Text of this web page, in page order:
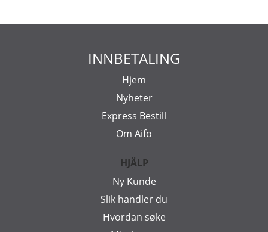
INNBETALING
Hjem
Nyheter
Express Bestill
Om Aifo
HJÄLP
Ny Kunde
Slik handler du
Hvordan søke